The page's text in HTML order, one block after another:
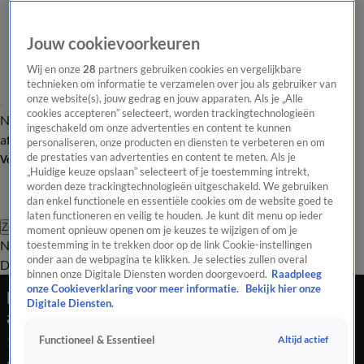
Nieuws van de DagOpinie van de Dag Onze categorieën Laatste
afleveringVideo's Nieuws van de Dag Podcast
Volg Nieuws van de Dag
Zoeken
Nieuws van de DagOpinie van de
Dag
Video'sUitzendingen PodcastPanelContact
Hypotheekrenteaftrek: ermee doorgaan of
afschaffen?
13 mei 2026, 19:18
Jouw cookievoorkeuren
Wij en onze28 partners gebruiken cookies en vergelijkbare
technieken om informatie te verzamelen over jou als gebruiker van
onze website(s), jouw gedrag en jouw apparaten. Als je „Alle
cookies accepteren” selecteert, worden trackingtechnologieën
ingeschakeld om onze advertenties en content te kunnen
personaliseren, onze producten en diensten te verbeteren en om
de prestaties van advertenties en content te meten. Als je
„Huidige keuze opslaan” selecteert of je toestemming intrekt,
worden deze trackingtechnologieën uitgeschakeld. We gebruiken
dan enkel functionele en essentiële cookies om de website goed te
laten functioneren en veilig te houden. Je kunt dit menu op ieder
moment opnieuw openen om je keuzes te wijzigen of om je
toestemming in te trekken door op de link Cookie-instellingen
onder aan de webpagina te klikken. Je selecties zullen overal
binnen onze Digitale Diensten worden doorgevoerd. Raadpleeg
onze Cookieverklaring voor meer informatie.
Bekijk hier onze
Digitale Diensten.
Functioneel & Essentieel Altijd actief